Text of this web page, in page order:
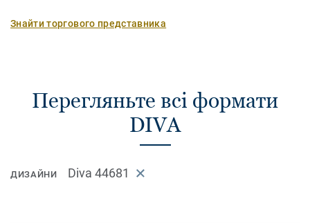
Знайти торгового представника
Перегляньте всі формати
DIVA
ДИЗАЙНИ Diva 44681